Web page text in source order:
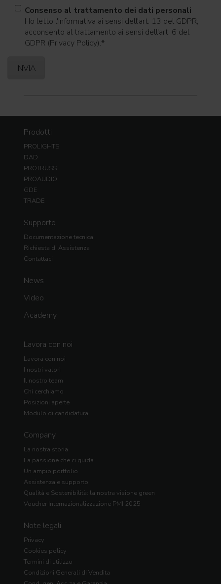
Consenso al trattamento dei dati personali
Ho letto l'informativa ai sensi dell'art. 13 del GDPR;
acconsento al trattamento ai sensi dell'art. 6 del
GDPR (Privacy Policy).*
Prodotti
PROLIGHTS
DAD
PROTRUSS
PROAUDIO
GDE
TRADE
Supporto
Documentazione tecnica
Richiesta di Assistenza
Contattaci
News
Video
Academy
Lavora con noi
Lavora con noi
I nostri valori
Il nostro team
Chi cerchiamo
Posizioni aperte
Modulo di candidatura
Company
La nostra storia
La passione che ci guida
Un ampio portfolio
Assistenza e supporto
Qualità e Sostenibilità: la nostra visione green
Voucher Internazionalizzazione PMI 2025
Note legali
Privacy
Cookies policy
Termini di utilizzo
Condizioni Generali di Vendita